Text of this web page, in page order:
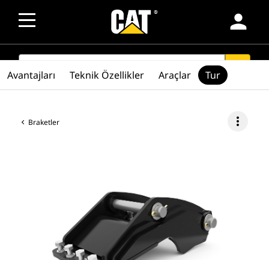
person
SEARCH
Braketler more_vert
Avantajları Teknik Özellikler Araçlar Tur